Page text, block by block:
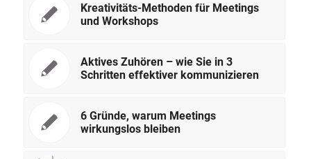
Kreativitäts-Methoden für Meetings
und Workshops
Aktives Zuhören – wie Sie in 3
Schritten effektiver kommunizieren
6 Gründe, warum Meetings
wirkungslos bleiben